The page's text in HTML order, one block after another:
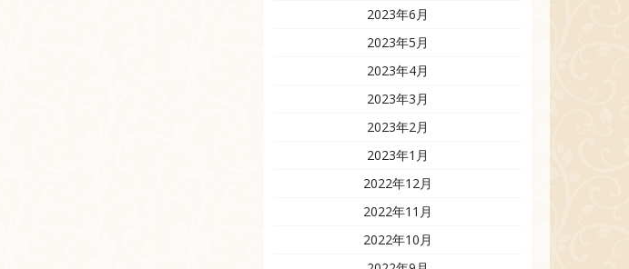
2023年6月
2023年5月
2023年4月
2023年3月
2023年2月
2023年1月
2022年12月
2022年11月
2022年10月